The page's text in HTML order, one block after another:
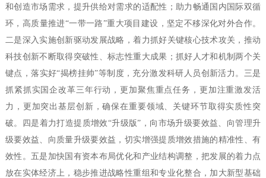
和创造市场需求，提升供给对需求的适配性；助力畅通国内国际双循
环，高质量推进“一带一路”重大项目建设，坚定不移深化对外合作。
二是深入实施创新驱动发展战略，着力抓好关键核心技术攻关，推动
科技创新不断取得突破性、标志性重大成果；抓好人才和机制两个关
键点，落实好“揭榜挂帅”等制度，充分激发科研人员创新活力。三是
抓紧抓实国企改革三年行动，更加聚焦重点任务，更加注重激发活
力，更加突出基层创新，确保在重要领域、关键环节取得实质性突
破。四是着力打造提质增效“升级版”，向市场升级要效益、向管理升
级要效益、向质量升级要效益，切实增强提质增效措施的精准性、有
效性。五是加快国有资本布局优化和产业结构调整，把发展的着力点
放在实体经济上，稳步推进战略性重组和专业化整合，加大新型基础